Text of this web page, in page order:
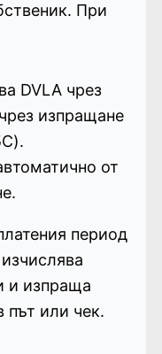
При
DVLA чрез
изпращане
от
период
и изпраща
път или чек.